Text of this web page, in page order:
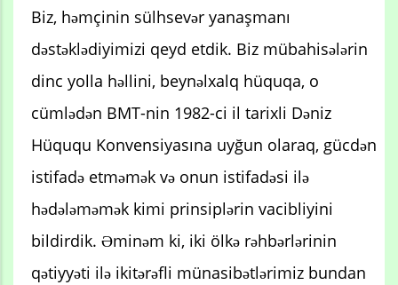
Biz, həmçinin sülhsevər yanaşmanı
dəstəklədiyimizi qeyd etdik. Biz mübahisələrin
dinc yolla həllini, beynəlxalq hüquqa, o
cümlədən BMT-nin 1982-ci il tarixli Dəniz
Hüququ Konvensiyasına uyğun olaraq, gücdən
istifadə etməmək və onun istifadəsi ilə
hədələməmək kimi prinsiplərin vacibliyini
bildirdik. Əminəm ki, iki ölkə rəhbərlərinin
qətiyyəti ilə ikitərəfli münasibətlərimiz bundan